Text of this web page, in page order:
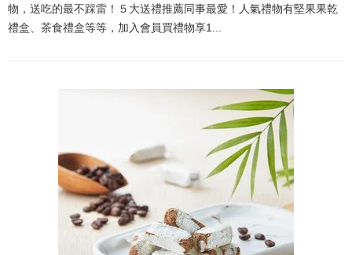
物，送吃的最不踩雷！５大送禮推薦同事最愛！人氣禮物有堅果果乾
禮盒、茶食禮盒等等，加入會員買禮物享1...